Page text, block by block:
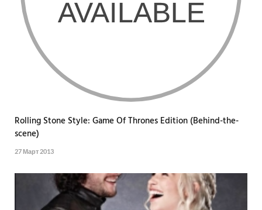
Rolling Stone Style: Game Of Thrones Edition (Behind-the-
scene)
27 Март 2013